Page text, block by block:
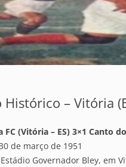
Histórico – Vitória
FC (Vitória – ES) 3×1 Canto
de março de 1951
Governador Bley, em